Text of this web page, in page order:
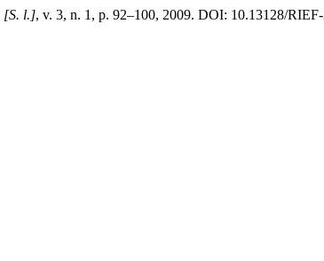
[S. l.], v. 3, n. 1, p. 92–100, 2009. DOI: 10.13128/